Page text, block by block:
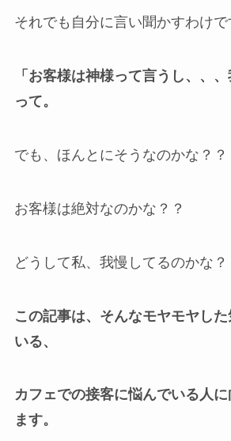
それでも自分に言い聞かすわけで
「お客様は神様って言うし、、、
って。
でも、ほんとにそうなのかな？？
お客様は絶対なのかな？？
どうして私、我慢してるのかな？
この記事は、そんなモヤモヤし
いる、
カフェでの接客に悩んでいる人
ます。